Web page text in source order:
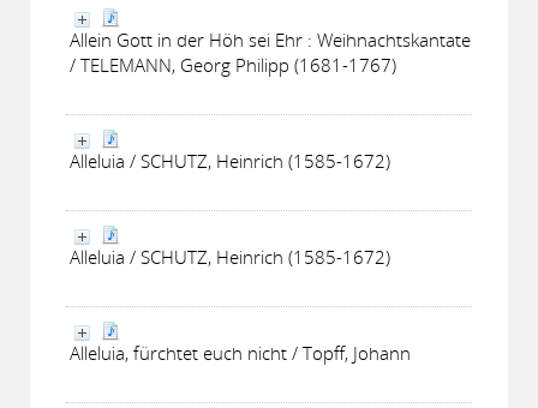
Allein Gott in der Höh sei Ehr : Weihnachtskantate
/ TELEMANN, Georg Philipp (1681-1767)
Alleluia / SCHUTZ, Heinrich (1585-1672)
Alleluia / SCHUTZ, Heinrich (1585-1672)
Alleluia, fürchtet euch nicht / Topff, Johann